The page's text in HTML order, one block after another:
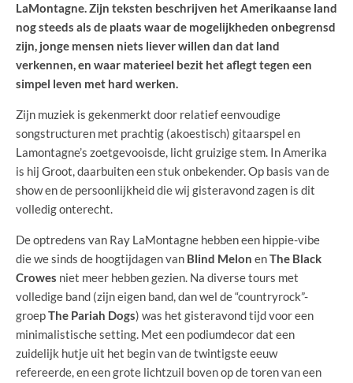
LaMontagne. Zijn teksten beschrijven het Amerikaanse land
nog steeds als de plaats waar de mogelijkheden onbegrensd
zijn, jonge mensen niets liever willen dan dat land
verkennen, en waar materieel bezit het aflegt tegen een
simpel leven met hard werken.
Zijn muziek is gekenmerkt door relatief eenvoudige
songstructuren met prachtig (akoestisch) gitaarspel en
Lamontagne’s zoetgevooisde, licht gruizige stem. In Amerika
is hij Groot, daarbuiten een stuk onbekender. Op basis van de
show en de persoonlijkheid die wij gisteravond zagen is dit
volledig onterecht.
De optredens van Ray LaMontagne hebben een hippie-vibe
die we sinds de hoogtijdagen van Blind Melon enThe Black
Crowes niet meer hebben gezien. Na diverse tours met
volledige band (zijn eigen band, dan wel de “countryrock”-
groepThe Pariah Dogs) was het gisteravond tijd voor een
minimalistische setting. Met een podiumdecor dat een
zuidelijk hutje uit het begin van de twintigste eeuw
refereerde, en een grote lichtzuil boven op de toren van een